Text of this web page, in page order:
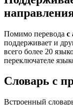
Помимо перевода с
поддерживает и
всего более 20
переключателе
Словарь с
Встроенный